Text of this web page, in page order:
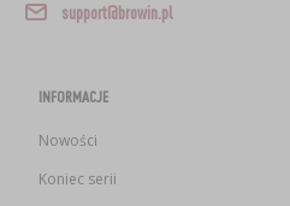
support@browin.pl
INFORMACJE
Nowości
Koniec serii